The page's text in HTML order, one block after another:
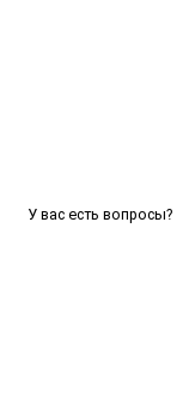
У вас есть вопросы?